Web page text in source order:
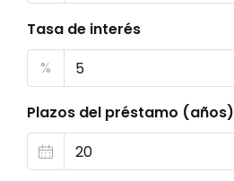
Tasa de interés
%
Plazos del préstamo (años)